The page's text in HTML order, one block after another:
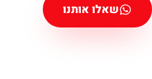
שאלו אותנו